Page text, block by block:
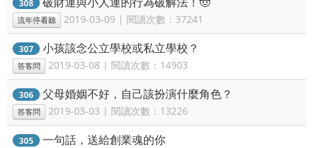
308
流年停看聽 2019-03-09 | 閱讀次數：37241
307 小孩該念公立學校或私立學校？
答客問 2019-03-08 | 閱讀次數：14903
306 父母婚姻不好，自己該扮演什麼角色？
答客問 2019-03-03 | 閱讀次數：13226
305 一句話，送給創業魂的你